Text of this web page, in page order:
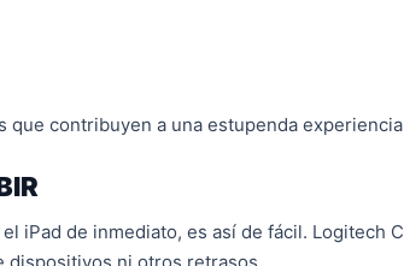
contribuyen a una estupenda
iPad de inmediato, es así de fácil. Logitech